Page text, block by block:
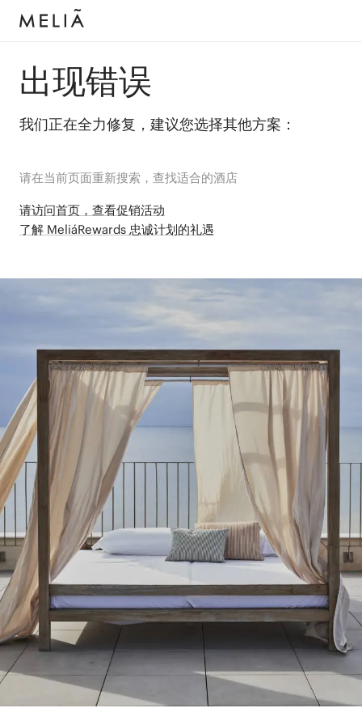
出现错误
我们正在全力修复，建议您选择其他方案：
请在当前页面重新搜索，查找适合的酒店
请访问首页，查看促销活动
了解 MeliáRewards 忠诚计划的礼遇